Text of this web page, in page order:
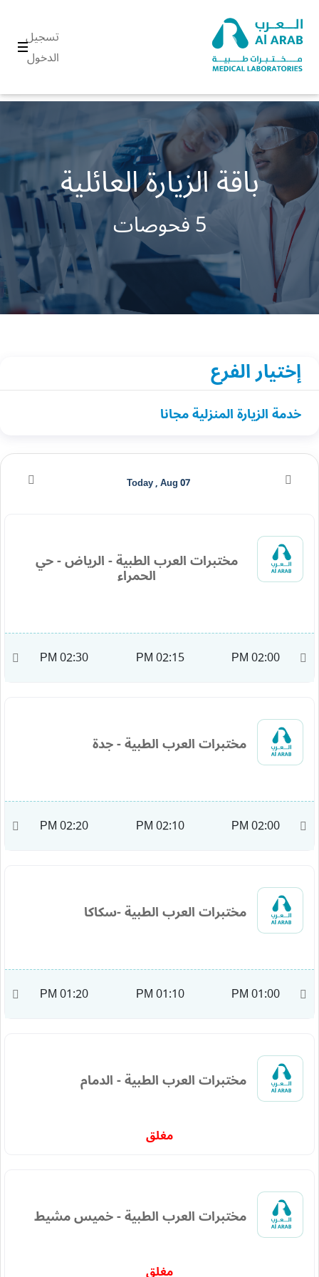
تسجيل
الدخول
باقة الزيارة العائلية
5 فحوصات
إختيار الفرع
خدمة الزيارة المنزلية مجانا
مختبرات العرب الطبية - الرياض - حي
الحمراء
02:00 PM
02:15 PM
02:30 PM
مختبرات العرب الطبية - جدة
02:00 PM
02:10 PM
02:20 PM
مختبرات العرب الطبية -سكاكا
01:00 PM
01:10 PM
01:20 PM
مختبرات العرب الطبية - الدمام
مغلق
مختبرات العرب الطبية - خميس مشيط
مغلق